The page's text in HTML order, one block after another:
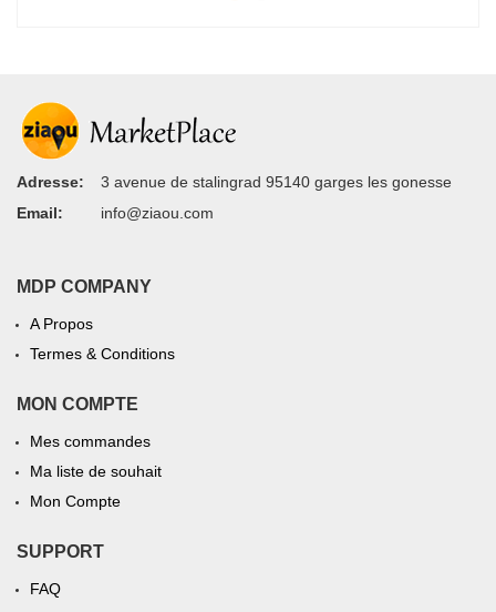
Adresse:
3 avenue de stalingrad 95140 garges les gonesse
Email:
info@ziaou.com
MDP COMPANY
A Propos
Termes & Conditions
MON COMPTE
Mes commandes
Ma liste de souhait
Mon Compte
SUPPORT
FAQ